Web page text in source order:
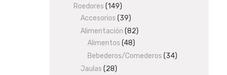
product
Roedores 149149
products
Accesorios 3939
products
Alimentación 8282
Alimentos 4848
products
Bebederos/Comederos 3434
Jaulas 2828